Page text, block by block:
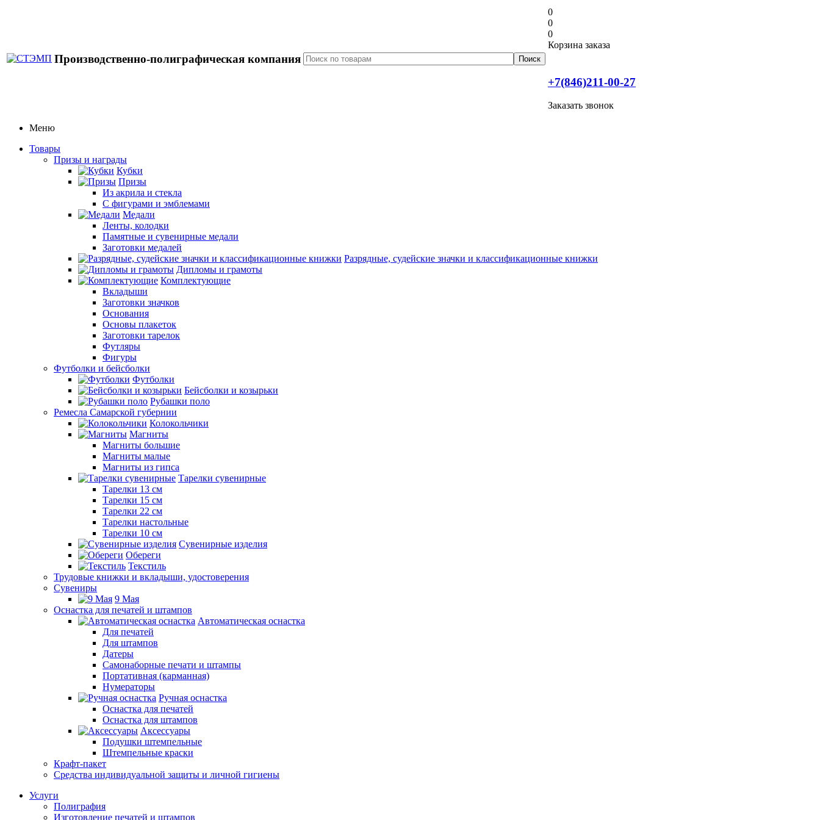
Производственно-полиграфическая компания
0
0
0
Корзина заказа
+7(846)211-00-27
Заказать звонок
Меню
Товары
Призы и награды
Кубки
Призы
Из акрила и стекла
С фигурами и эмблемами
Медали
Ленты, колодки
Памятные и сувенирные медали
Заготовки медалей
Разрядные, судейские значки и классификационные книжки
Дипломы и грамоты
Комплектующие
Вкладыши
Заготовки значков
Основания
Основы плакеток
Заготовки тарелок
Футляры
Фигуры
Футболки и бейсболки
Футболки
Бейсболки и козырьки
Рубашки поло
Ремесла Самарской губернии
Колокольчики
Магниты
Магниты большие
Магниты малые
Магниты из гипса
Тарелки сувенирные
Тарелки 13 см
Тарелки 15 см
Тарелки 22 см
Тарелки настольные
Тарелки 10 см
Сувенирные изделия
Обереги
Текстиль
Трудовые книжки и вкладыши, удостоверения
Сувениры
9 Мая
Оснастка для печатей и штампов
Автоматическая оснастка
Для печатей
Для штампов
Датеры
Самонаборные печати и штампы
Портативная (карманная)
Нумераторы
Ручная оснастка
Оснастка для печатей
Оснастка для штампов
Аксессуары
Подушки штемпельные
Штемпельные краски
Крафт-пакет
Средства индивидуальной защиты и личной гигиены
Услуги
Полиграфия
Изготовление печатей и штампов